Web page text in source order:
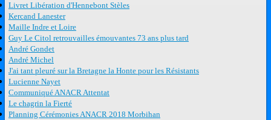
Livret Libération d'Hennebont Stèles
Kercand Lanester
Maille Indre et Loire
Guy Le Citol retrouvailles émouvantes 73 ans plus tard
André Gondet
André Michel
J'ai tant pleuré sur la Bretagne la Honte pour les Résistants
Lucienne Nayet
Communiqué ANACR Attentat
Le chagrin la Fierté
Planning Cérémonies ANACR 2018 Morbihan